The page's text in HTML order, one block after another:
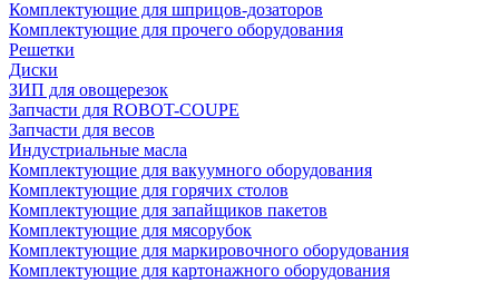
Комплектующие для шприцов-дозаторов
Комплектующие для прочего оборудования
Решетки
Диски
ЗИП для овощерезок
Запчасти для ROBOT-COUPE
Запчасти для весов
Индустриальные масла
Комплектующие для вакуумного оборудования
Комплектующие для горячих столов
Комплектующие для запайщиков пакетов
Комплектующие для мясорубок
Комплектующие для маркировочного оборудования
Комплектующие для картонажного оборудования